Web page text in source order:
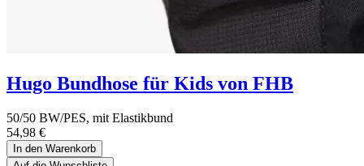
Hugo Bundhose für Kids von FHB
50/50 BW/PES, mit Elastikbund
54,98 €
In den Warenkorb